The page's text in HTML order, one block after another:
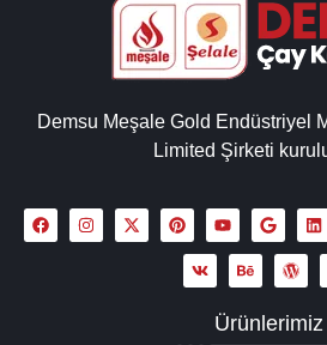
Demsu Meşale Gold Endüstriyel
Limited Şirketi
Ürünlerimiz